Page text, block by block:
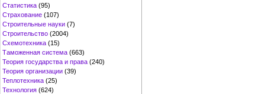
Статистика (95)
Страхование (107)
Строительные науки (7)
Строительство (2004)
Схемотехника (15)
Таможенная система (663)
Теория государства и права (240)
Теория организации (39)
Теплотехника (25)
Технология (624)